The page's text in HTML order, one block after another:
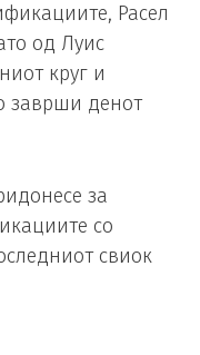
Расел
од Луис
круг и
заврши денот
за
со
свиок